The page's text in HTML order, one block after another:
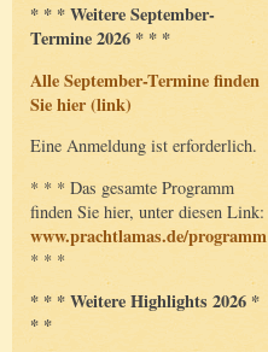
* * * Weitere September-
Termine 2026 * * *
Alle September-Termine finden
Sie hier (link)
Eine Anmeldung ist erforderlich.
* * * Das gesamte Programm
finden Sie hier, unter diesen Link:
www.prachtlamas.de/programm
* * *
* * * Weitere Highlights 2026 *
* *